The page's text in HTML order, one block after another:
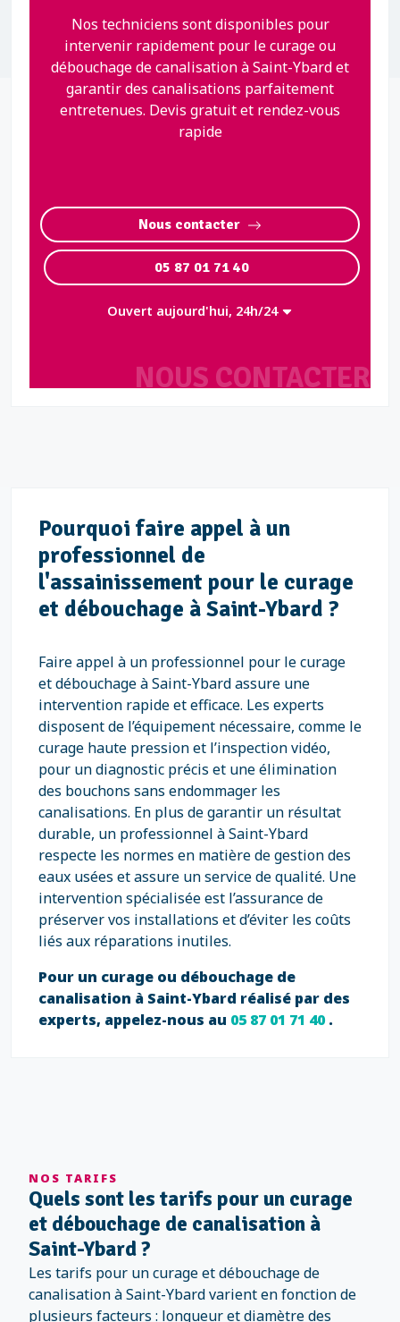
NOUS CONTACTER
Nos techniciens sont disponibles pour
intervenir rapidement pour le curage ou
débouchage de canalisation à Saint-Ybard et
garantir des canalisations parfaitement
entretenues. Devis gratuit et rendez-vous
rapide
Nous contacter
05 87 01 71 40
Ouvert aujourd'hui, 24h/24
Pourquoi faire appel à un
professionnel de
l'assainissement pour le curage
et débouchage à Saint-Ybard ?
Faire appel à un professionnel pour le curage
et débouchage à Saint-Ybard assure une
intervention rapide et efficace. Les experts
disposent de l’équipement nécessaire, comme le
curage haute pression et l’inspection vidéo,
pour un diagnostic précis et une élimination
des bouchons sans endommager les
canalisations. En plus de garantir un résultat
durable, un professionnel à Saint-Ybard
respecte les normes en matière de gestion des
eaux usées et assure un service de qualité. Une
intervention spécialisée est l’assurance de
préserver vos installations et d’éviter les coûts
liés aux réparations inutiles.
Pour un curage ou débouchage de
canalisation à Saint-Ybard réalisé par des
experts, appelez-nous au 05 87 01 71 40.
NOS TARIFS
Quels sont les tarifs pour un curage
et débouchage de canalisation à
Saint-Ybard ?
Les tarifs pour un curage et débouchage de
canalisation à Saint-Ybard varient en fonction de
plusieurs facteurs : longueur et diamètre des